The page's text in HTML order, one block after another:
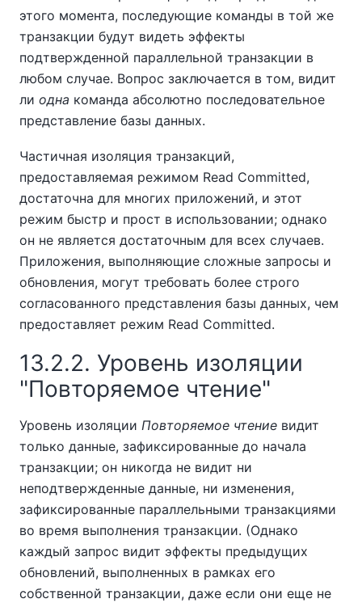
этого момента, последующие команды в той же
транзакции будут видеть эффекты
подтвержденной параллельной транзакции в
любом случае. Вопрос заключается в том, видит
ли одна команда абсолютно последовательное
представление базы данных.
Частичная изоляция транзакций,
предоставляемая режимом Read Committed,
достаточна для многих приложений, и этот
режим быстр и прост в использовании; однако
он не является достаточным для всех случаев.
Приложения, выполняющие сложные запросы и
обновления, могут требовать более строго
согласованного представления базы данных, чем
предоставляет режим Read Committed.
13.2.2. Уровень изоляции
"Повторяемое чтение"
Уровень изоляции Повторяемое чтение видит
только данные, зафиксированные до начала
транзакции; он никогда не видит ни
неподтвержденные данные, ни изменения,
зафиксированные параллельными транзакциями
во время выполнения транзакции. (Однако
каждый запрос видит эффекты предыдущих
обновлений, выполненных в рамках его
собственной транзакции, даже если они еще не